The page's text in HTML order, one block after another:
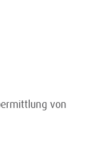
von